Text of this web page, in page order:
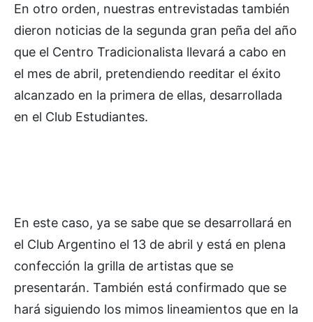
En otro orden, nuestras entrevistadas también
dieron noticias de la segunda gran peña del año
que el Centro Tradicionalista llevará a cabo en
el mes de abril, pretendiendo reeditar el éxito
alcanzado en la primera de ellas, desarrollada
en el Club Estudiantes.
En este caso, ya se sabe que se desarrollará en
el Club Argentino el 13 de abril y está en plena
confección la grilla de artistas que se
presentarán. También está confirmado que se
hará siguiendo los mimos lineamientos que en la